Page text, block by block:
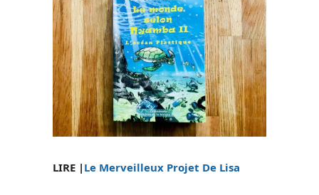
LIRE | Le Merveilleux Projet De Lisa